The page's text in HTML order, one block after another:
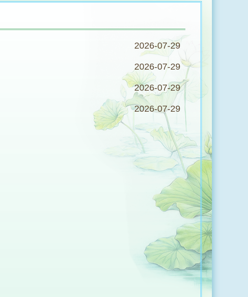
2026-07-29
2026-07-29
2026-07-29
2026-07-29